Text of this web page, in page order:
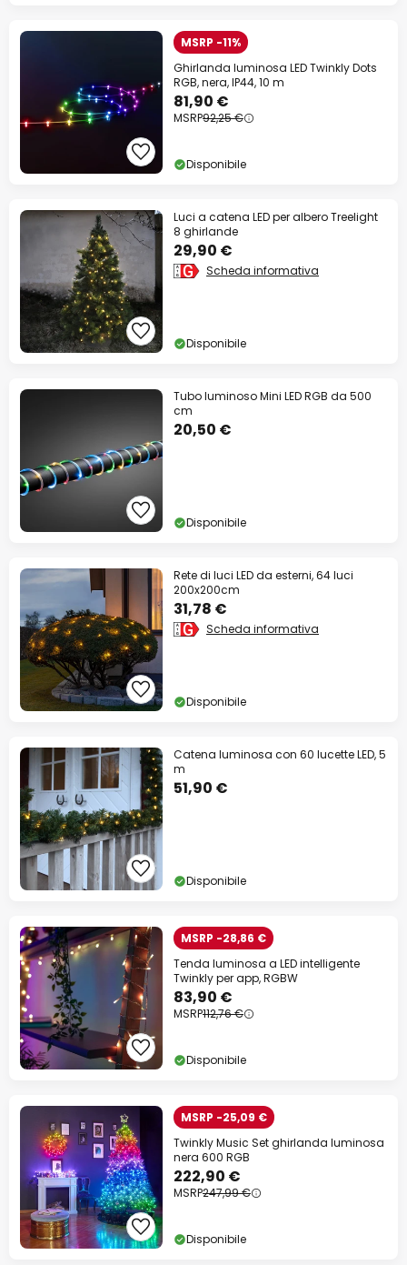
MSRP -11%
Ghirlanda luminosa LED Twinkly Dots
RGB, nera, IP44, 10 m
81,90 €
MSRP92,25 €
Disponibile
Luci a catena LED per albero Treelight
8 ghirlande
29,90 €
Scheda informativa
Disponibile
Tubo luminoso Mini LED RGB da 500
cm
20,50 €
Disponibile
Rete di luci LED da esterni, 64 luci
200x200cm
31,78 €
Scheda informativa
Disponibile
Catena luminosa con 60 lucette LED, 5
m
51,90 €
Disponibile
MSRP -28,86 €
Tenda luminosa a LED intelligente
Twinkly per app, RGBW
83,90 €
MSRP112,76 €
Disponibile
MSRP -25,09 €
Twinkly Music Set ghirlanda luminosa
nera 600 RGB
222,90 €
MSRP247,99 €
Disponibile